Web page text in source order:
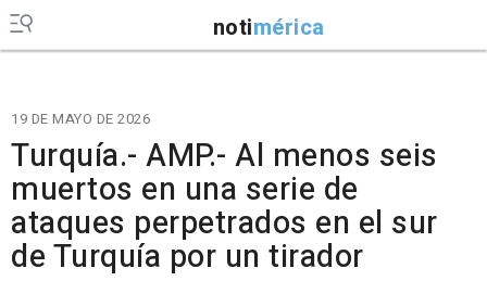
notimérica
19 DE MAYO DE 2026
Turquía.- AMP.- Al menos seis
muertos en una serie de
ataques perpetrados en el sur
de Turquía por un tirador